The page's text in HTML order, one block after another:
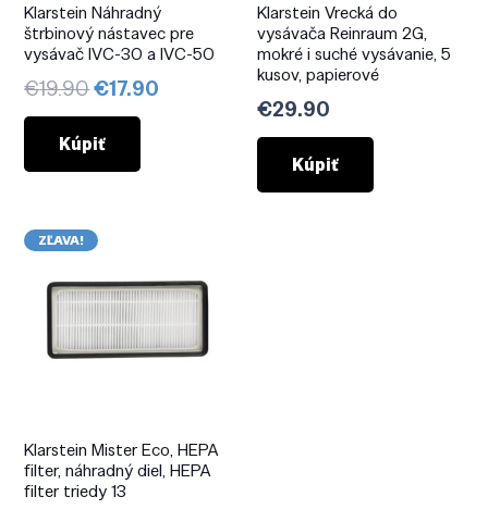
Klarstein Náhradný
štrbinový nástavec pre
vysávač IVC-30 a IVC-50
€19.90Pôvodná
cena
bola:
€19.90.
€17.90
Kúpiť
Klarstein Vrecká do
vysávača Reinraum 2G,
mokré i suché vysávanie, 5
kusov, papierové
€29.90
Kúpiť
ZĽAVA!
Klarstein Mister Eco, HEPA
filter, náhradný diel, HEPA
filter triedy 13